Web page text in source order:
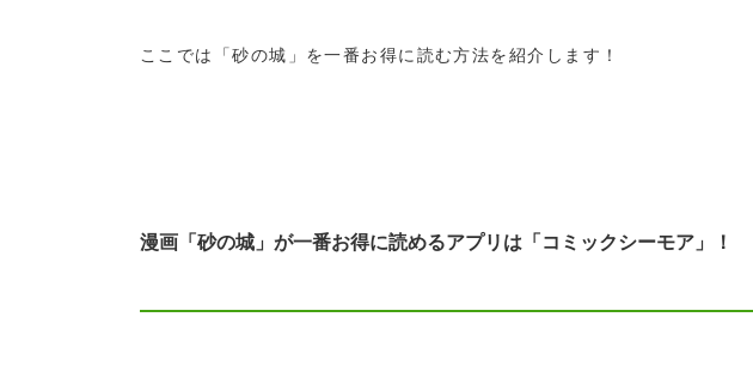
ここでは「砂の城」を一番お得に読む方法を紹介します！
漫画「砂の城」が一番お得に読めるアプリは「コミックシーモア」！